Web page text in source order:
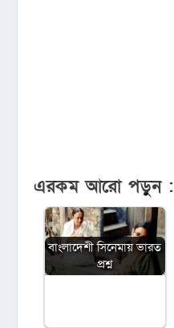
এরকম আরো পড়ুন :
বাংলাদেশী সিনেমায় ভারত
প্রশ্ন